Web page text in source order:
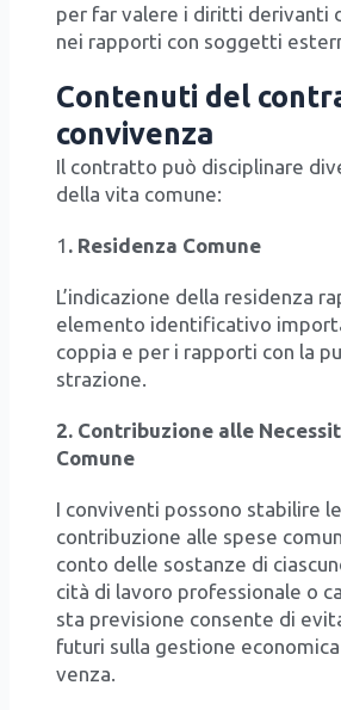
per far vale­re i dirit­ti deri­van­ti
nei rap­por­ti con sog­get­ti
Contenuti del
convivenza
Il con­trat­to può disci­pli­na­re
del­la vita comu­ne:
1 . Resi­den­za Comu­ne
L’in­di­ca­zio­ne del­la resi­den­za
ele­men­to iden­ti­fi­ca­ti­vo
cop­pia e per i rap­por­ti con la
stra­zio­ne.
2. Con­tri­bu­zio­ne alle
Comu­ne
I con­vi­ven­ti pos­so­no sta­bi­li­re
con­tri­bu­zio­ne alle spe­se
con­to del­le sostan­ze di
ci­tà di lavo­ro pro­fes­sio­na­le o
sta pre­vi­sio­ne con­sen­te di
futu­ri sul­la gestio­ne
ven­za.